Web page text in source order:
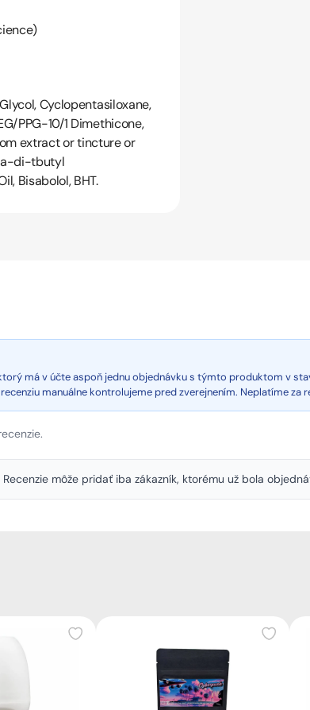
Cyclopentasiloxane,
PPG-10/1 Dimethicone,
extract or tincture or
di-tbutyl
Bisabolol, BHT.
má v účte aspoň jednu objednávku s týmto produktom v
manuálne kontrolujeme pred zverejnením. Neplatíme za
môže pridať iba zákazník, ktorému už bola